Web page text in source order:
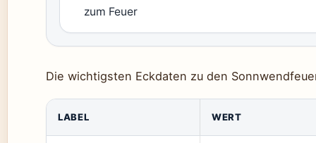
zum Feuer
Die wichtigsten Eckdaten zu den
LABEL WERT